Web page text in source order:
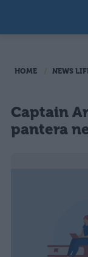
HOME NEWS
Captain
pantera